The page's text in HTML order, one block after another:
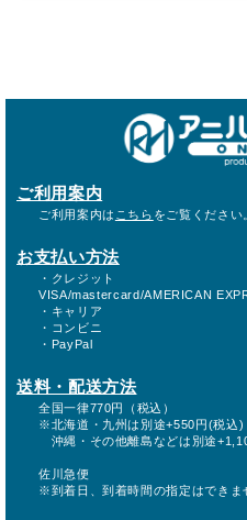
ご利用案内
ご利用案内は こちら をご覧ください
お支払い方法
・クレジット
VISA/mastercard/AMERICAN
・キャリア
・コンビニ
・PayPal
送料・配送方法
全国一律770円（税込）
※北海道・九州は別途+550円(税込)
沖縄・その他離島などは別途
佐川急便
※到着日、到着時間の指定はできま